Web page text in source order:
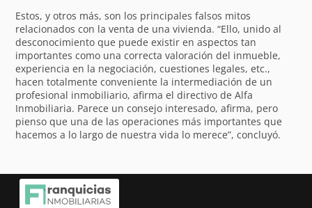
Estos, y otros más, son los principales falsos mitos
relacionados con la venta de una vivienda. “Ello, unido al
desconocimiento que puede existir en aspectos tan
importantes como una correcta valoración del inmueble,
experiencia en la negociación, cuestiones legales, etc.,
hacen totalmente conveniente la intermediación de un
profesional inmobiliario, afirma el directivo de Alfa
Inmobiliaria. Parece un consejo interesado, afirma, pero
pienso que una de las operaciones más importantes que
hacemos a lo largo de nuestra vida lo merece”, concluyó.